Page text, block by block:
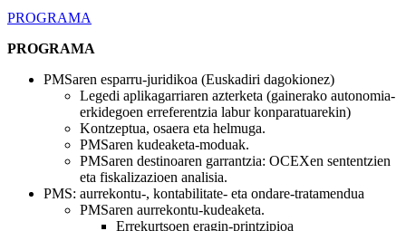
PROGRAMA
PROGRAMA
PMSaren esparru-juridikoa (Euskadiri dagokionez)
Legedi aplikagarriaren azterketa (gainerako autonomia-
erkidegoen erreferentzia labur konparatuarekin)
Kontzeptua, osaera eta helmuga.
PMSaren kudeaketa-moduak.
PMSaren destinoaren garrantzia: OCEXen sententzien
eta fiskalizazioen analisia.
PMS: aurrekontu-, kontabilitate- eta ondare-tratamendua
PMSaren aurrekontu-kudeaketa.
Errekurtsoen eragin-printzipioa